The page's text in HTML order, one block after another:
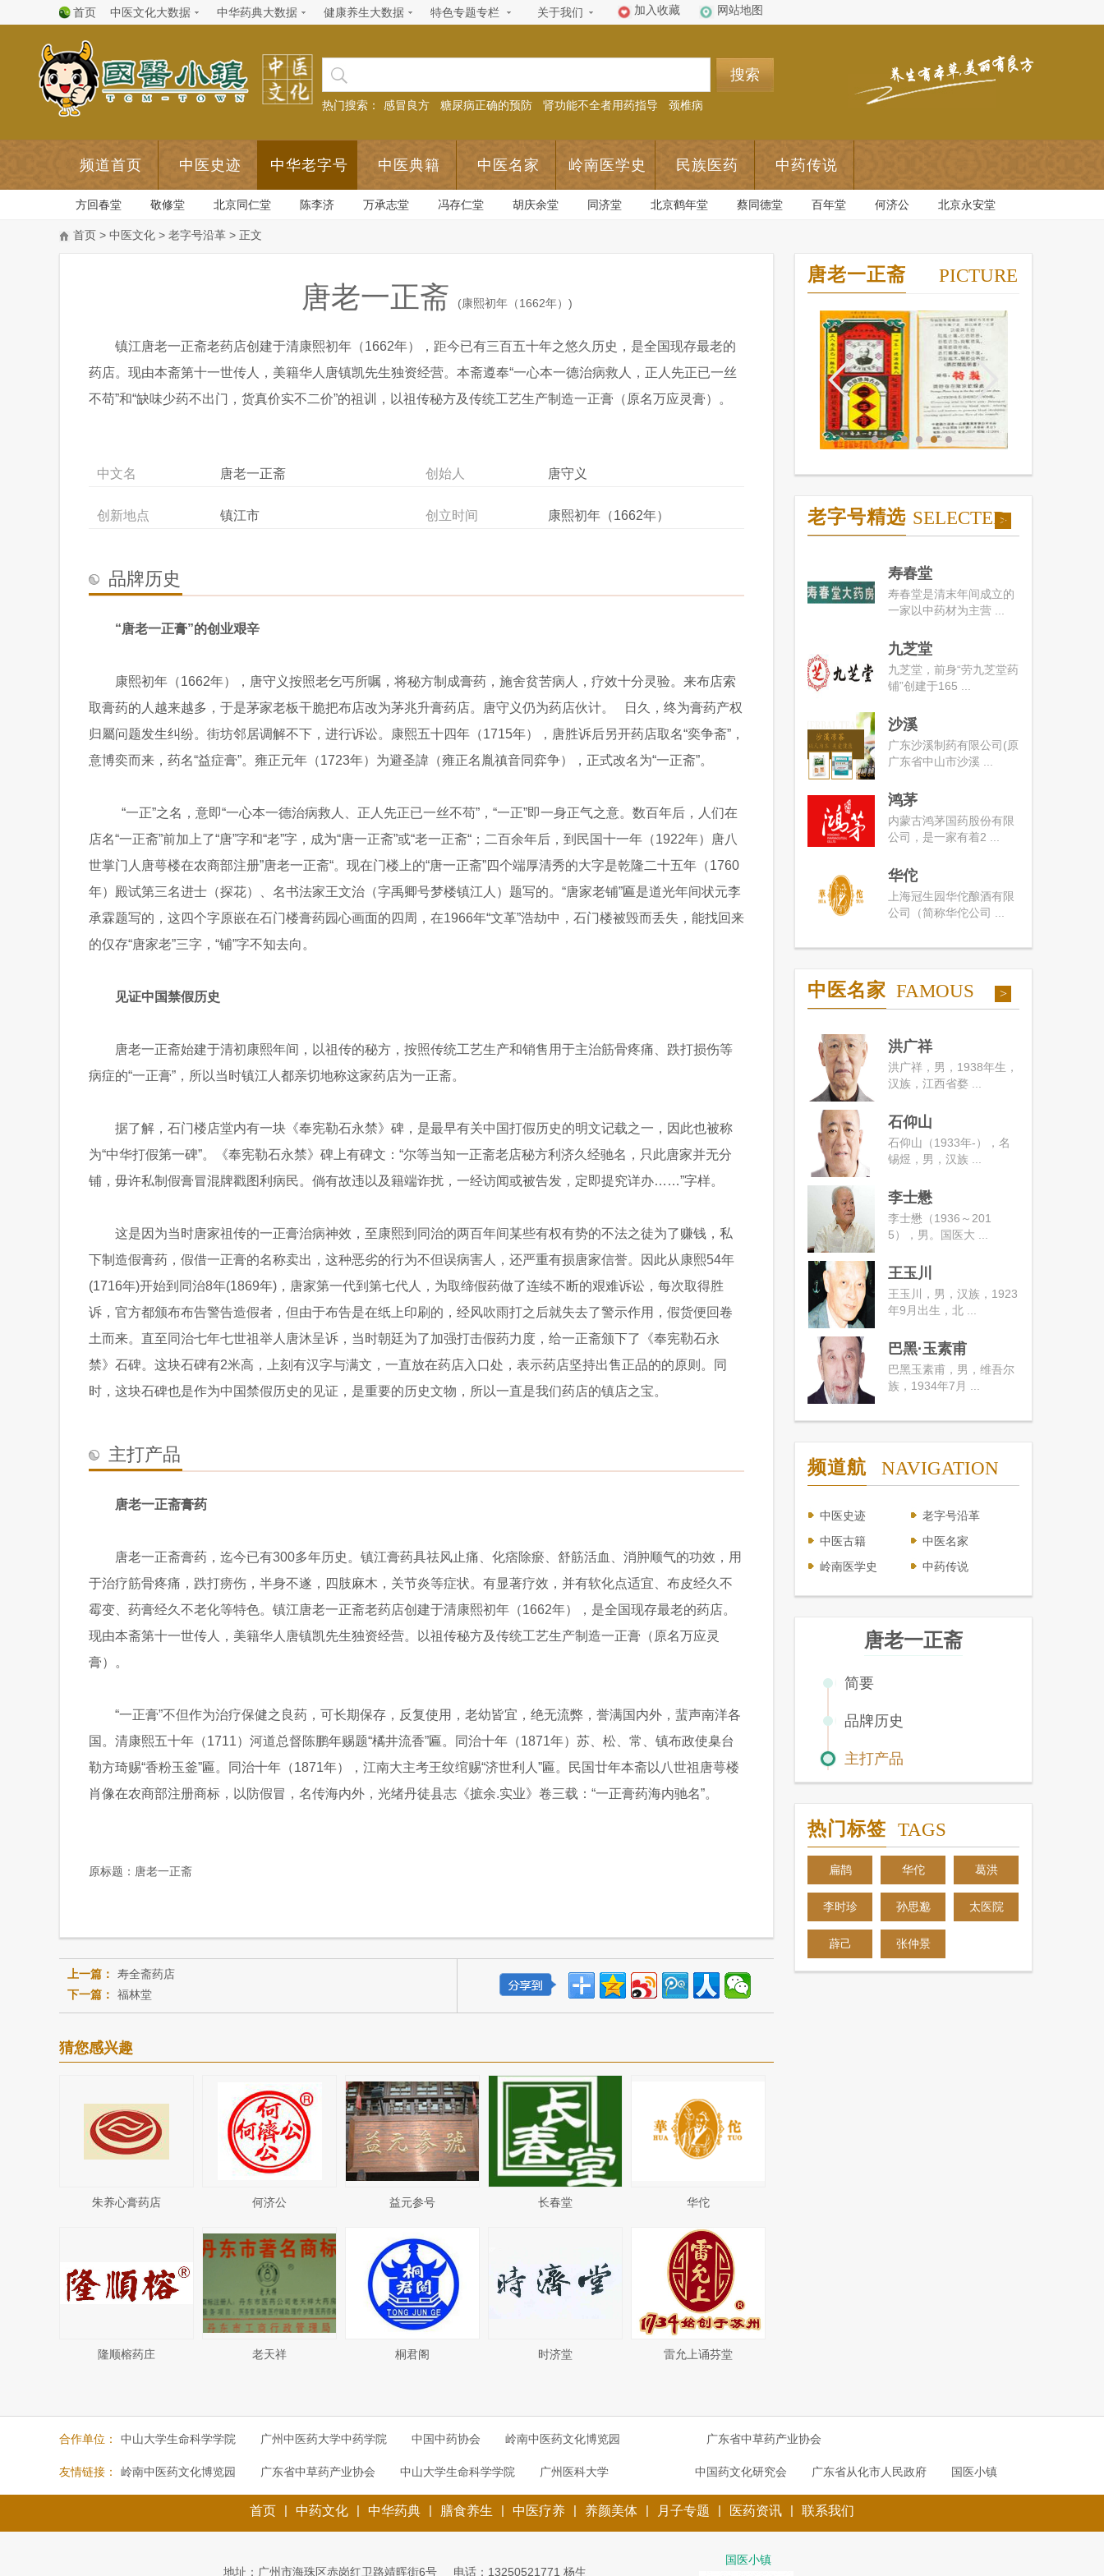
首页 中医文化大数据 中华药典大数据 健康养生大数据 特色专题专栏 关于我们 加入收藏 网站地图
搜索
热门搜索： 感冒良方 糖尿病正确的预防 肾功能不全者用药指导 颈椎病
频道首页 中医史迹 中华老字号 中医典籍 中医名家 岭南医学史 民族医药 中药传说
方回春堂 敬修堂 北京同仁堂 陈李济 万承志堂 冯存仁堂 胡庆余堂 同济堂 北京鹤年堂 蔡同德堂 百年堂 何济公 北京永安堂
首页 > 中医文化 > 老字号沿革 > 正文
唐老一正斋 (康熙初年（1662年）)
镇江唐老一正斋老药店创建于清康熙初年（1662年），距今已有三百五十年之悠久历史，是全国现存最老的
药店。现由本斋第十一世传人，美籍华人唐镇凯先生独资经营。本斋遵奉“一心本一德治病救人，正人先正已一丝
不苟”和“缺味少药不出门，货真价实不二价”的祖训，以祖传秘方及传统工艺生产制造一正膏（原名万应灵膏）。
中文名 唐老一正斋 创始人 唐守义
创新地点 镇江市 创立时间 康熙初年（1662年）
品牌历史
“唐老一正膏”的创业艰辛
康熙初年（1662年），唐守义按照老乞丐所嘱，将秘方制成膏药，施舍贫苦病人，疗效十分灵验。来布店索
取膏药的人越来越多，于是茅家老板干脆把布店改为茅兆升膏药店。唐守义仍为药店伙计。 日久，终为膏药产权
归屬问题发生纠纷。街坊邻居调解不下，进行诉讼。康熙五十四年（1715年），唐胜诉后另开药店取名“奕争斋”，
意博奕而来，药名“益症膏”。雍正元年（1723年）为避圣諱（雍正名胤禛音同弈争），正式改名为“一正斋”。
“一正”之名，意即“一心本一德治病救人、正人先正已一丝不苟”，“一正”即一身正气之意。数百年后，人们在
店名“一正斋”前加上了“唐”字和“老”字，成为“唐一正斋”或“老一正斋“；二百余年后，到民国十一年（1922年）唐八
世掌门人唐萼楼在农商部注册”唐老一正斋“。现在门楼上的“唐一正斋”四个端厚清秀的大字是乾隆二十五年（1760
年）殿试第三名进士（探花）、名书法家王文治（字禹卿号梦楼镇江人）题写的。“唐家老铺”匾是道光年间状元李
承霖题写的，这四个字原嵌在石门楼膏药园心画面的四周，在1966年“文革”浩劫中，石门楼被毁而丢失，能找回来
的仅存“唐家老”三字，“铺”字不知去向。
见证中国禁假历史
唐老一正斋始建于清初康熙年间，以祖传的秘方，按照传统工艺生产和销售用于主治筋骨疼痛、跌打损伤等
病症的“一正膏”，所以当时镇江人都亲切地称这家药店为一正斋。
据了解，石门楼店堂内有一块《奉宪勒石永禁》碑，是最早有关中国打假历史的明文记载之一，因此也被称
为“中华打假第一碑”。《奉宪勒石永禁》碑上有碑文：“尔等当知一正斋老店秘方利济久经驰名，只此唐家并无分
铺，毋许私制假膏冒混牌戳图利病民。倘有故违以及籍端诈扰，一经访闻或被告发，定即提究详办……”字样。
这是因为当时唐家祖传的一正膏治病神效，至康熙到同治的两百年间某些有权有势的不法之徒为了赚钱，私
下制造假膏药，假借一正膏的名称卖出，这种恶劣的行为不但误病害人，还严重有损唐家信誉。因此从康熙54年
(1716年)开始到同治8年(1869年)，唐家第一代到第七代人，为取缔假药做了连续不断的艰难诉讼，每次取得胜
诉，官方都颁布布告警告造假者，但由于布告是在纸上印刷的，经风吹雨打之后就失去了警示作用，假货便回卷
土而来。直至同治七年七世祖举人唐沐呈诉，当时朝廷为了加强打击假药力度，给一正斋颁下了《奉宪勒石永
禁》石碑。这块石碑有2米高，上刻有汉字与满文，一直放在药店入口处，表示药店坚持出售正品的的原则。同
时，这块石碑也是作为中国禁假历史的见证，是重要的历史文物，所以一直是我们药店的镇店之宝。
主打产品
唐老一正斋膏药
唐老一正斋膏药，迄今已有300多年历史。镇江膏药具祛风止痛、化痞除瘀、舒筋活血、消肿顺气的功效，用
于治疗筋骨疼痛，跌打痨伤，半身不遂，四肢麻木，关节炎等症状。有显著疗效，并有软化点适宜、布皮经久不
霉变、药膏经久不老化等特色。镇江唐老一正斋老药店创建于清康熙初年（1662年），是全国现存最老的药店。
现由本斋第十一世传人，美籍华人唐镇凯先生独资经营。以祖传秘方及传统工艺生产制造一正膏（原名万应灵
膏）。
“一正膏”不但作为治疗保健之良药，可长期保存，反复使用，老幼皆宜，绝无流弊，誉满国内外，蜚声南洋各
国。清康熙五十年（1711）河道总督陈鹏年赐题“橘井流香”匾。同治十年（1871年）苏、松、常、镇布政使臬台
勒方琦赐“香粉玉釜”匾。同治十年（1871年），江南大主考王纹绾赐“济世利人”匾。民国廿年本斋以八世祖唐萼楼
肖像在农商部注册商标，以防假冒，名传海内外，光绪丹徒县志《摭余.实业》卷三载：“一正膏药海内驰名”。
原标题： 唐老一正斋
上一篇：
寿全斋药店
下一篇：
福林堂
猜您感兴趣
朱养心膏药店 何济公 益元参号 长春堂 华佗
隆顺榕药庄 老天祥 桐君阁 时济堂 雷允上诵芬堂
唐老一正斋 PICTURE
老字号精选 SELECTED
>
寿春堂
寿春堂是清末年间成立的
一家以中药材为主营 ...
九芝堂
九芝堂，前身“劳九芝堂药
铺”创建于165 ...
沙溪
广东沙溪制药有限公司(原
广东省中山市沙溪 ...
鸿茅
内蒙古鸿茅国药股份有限
公司，是一家有着2 ...
华佗
上海冠生园华佗酿酒有限
公司（简称华佗公司 ...
中医名家 FAMOUS >
洪广祥
洪广祥，男，1938年生，
汉族，江西省婺 ...
石仰山
石仰山（1933年-），名
锡煜，男，汉族 ...
李士懋
李士懋（1936～201
5），男。国医大 ...
王玉川
王玉川，男，汉族，1923
年9月出生，北 ...
巴黑·玉素甫
巴黑玉素甫，男，维吾尔
族，1934年7月 ...
频道航 NAVIGATION
中医史迹
老字号沿革
中医古籍
中医名家
岭南医学史
中药传说
唐老一正斋
简要
品牌历史
主打产品
热门标签 TAGS
扁鹊 华佗 葛洪
李时珍 孙思邈 太医院
薜己 张仲景
合作单位： 中山大学生命科学学院 广州中医药大学中药学院 中国中药协会 岭南中医药文化博览园 广东省中草药产业协会
友情链接： 岭南中医药文化博览园 广东省中草药产业协会 中山大学生命科学学院 广州医科大学 中国药文化研究会 广东省从化市人民政府 国医小镇
首页 | 中药文化 | 中华药典 | 膳食养生 | 中医疗养 | 养颜美体 | 月子专题 | 医药资讯 | 联系我们
地址：广州市海珠区赤岗红卫路靖晖街6号 电话：13250521771 杨生
国医小镇